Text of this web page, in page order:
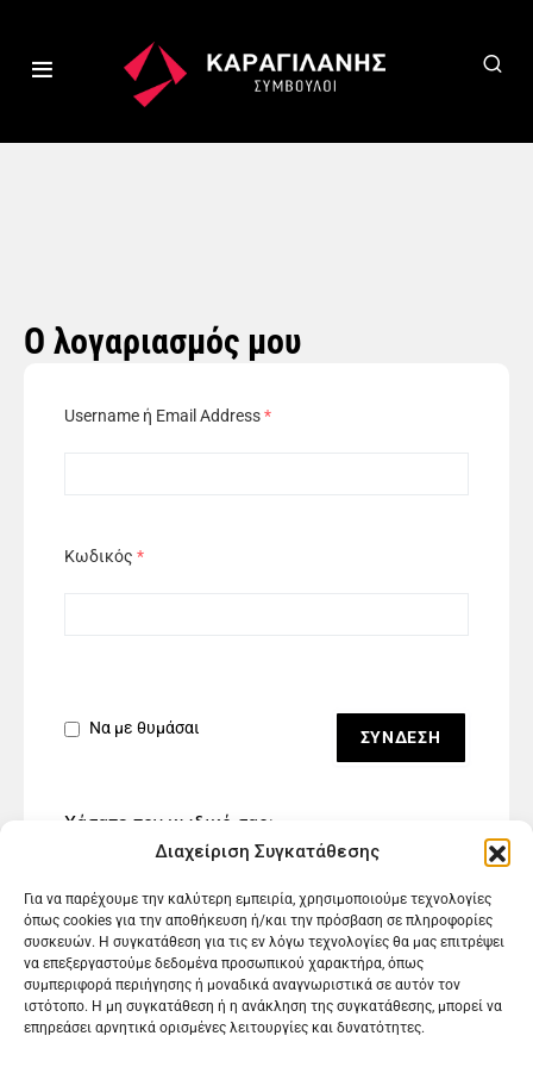
Διαχείριση Συγκατάθεσης
Για να παρέχουμε την καλύτερη εμπειρία, χρησιμοποιούμε τεχνολογίες
όπως cookies για την αποθήκευση ή/και την πρόσβαση σε πληροφορίες
συσκευών. Η συγκατάθεση για τις εν λόγω τεχνολογίες θα μας επιτρέψει
να επεξεργαστούμε δεδομένα προσωπικού χαρακτήρα, όπως
συμπεριφορά περιήγησης ή μοναδικά αναγνωριστικά σε αυτόν τον
ιστότοπο. Η μη συγκατάθεση ή η ανάκληση της συγκατάθεσης, μπορεί να
επηρεάσει αρνητικά ορισμένες λειτουργίες και δυνατότητες.
Ο λογαριασμός μου
Username ή Email Address*
Κωδικός*
Να με θυμάσαι
Χάσατε τον κωδικό σας;